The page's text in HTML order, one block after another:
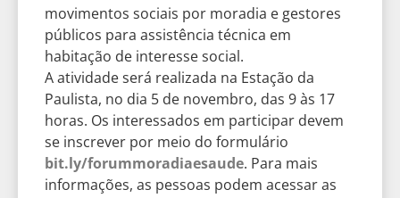
movimentos sociais por moradia e gestores
públicos para assistência técnica em
habitação de interesse social.
A atividade será realizada na Estação da
Paulista, no dia 5 de novembro, das 9 às 17
horas. Os interessados em participar devem
se inscrever por meio do formulário
bit.ly/forummoradiaesaude. Para mais
informações, as pessoas podem acessar as